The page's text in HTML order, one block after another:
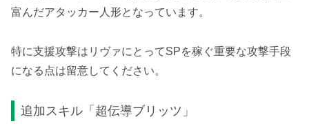
富んだアタッカー人形となっています。
特に支援攻撃はリヴァにとってSPを稼ぐ重要な攻撃手段
になる点は留意してください。
追加スキル「超伝導ブリッツ」